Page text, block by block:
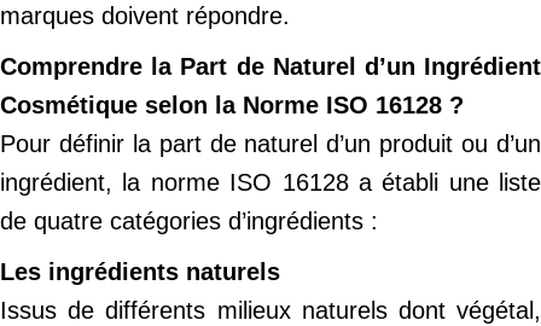
marques doivent répondre.
Comprendre la Part de Naturel d’un Ingrédient
Cosmétique selon la Norme ISO 16128 ?
Pour définir la part de naturel d’un produit ou d’un
ingrédient, la norme ISO 16128 a établi une liste
de quatre catégories d’ingrédients :
Les ingrédients naturels
Issus de différents milieux naturels dont végétal,